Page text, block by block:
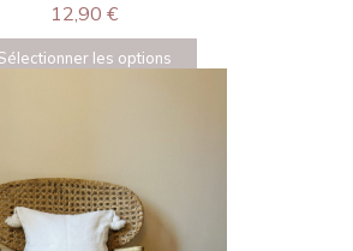
12,90 €
les options